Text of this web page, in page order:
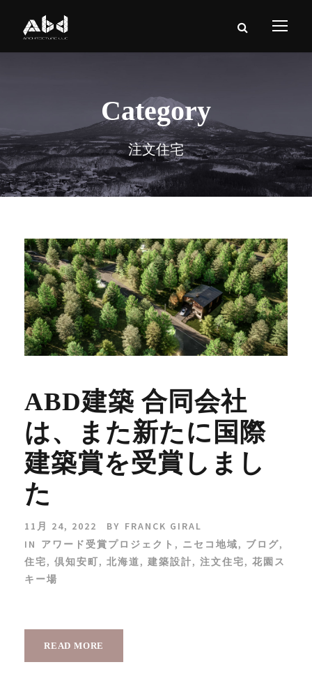
Category
注文住宅
ABD建築 合同会社
は、また新たに国際
建築賞を受賞しまし
た
11月 24, 2022 BY FRANCK GIRAL
IN
アワード受賞プロジェクト , ニセコ地域, ブログ,
住宅, 倶知安町, 北海道, 建築設計, 注文住宅, 花園ス
キー場
READ MORE